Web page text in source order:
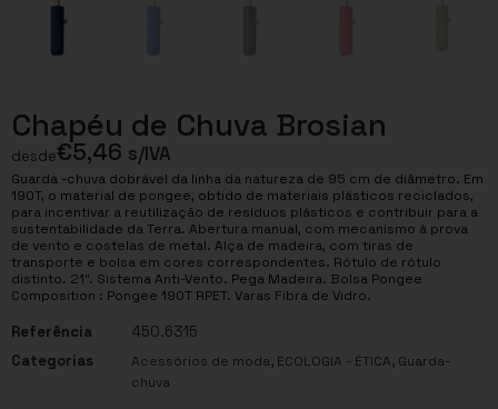
Chapéu de Chuva Brosian
desde€5,46 s/IVA
Guarda -chuva dobrável da linha da natureza de 95 cm de diâmetro. Em
190T, o material de pongee, obtido de materiais plásticos reciclados,
para incentivar a reutilização de resíduos plásticos e contribuir para a
sustentabilidade da Terra. Abertura manual, com mecanismo à prova
de vento e costelas de metal. Alça de madeira, com tiras de
transporte e bolsa em cores correspondentes. Rótulo de rótulo
distinto. 21″. Sistema Anti-Vento. Pega Madeira. Bolsa Pongee
Composition : Pongee 190T RPET. Varas Fibra de Vidro.
Referência
450.6315
Categorias
Acessórios de moda, ECOLOGIA - ÉTICA, Guarda-
chuva